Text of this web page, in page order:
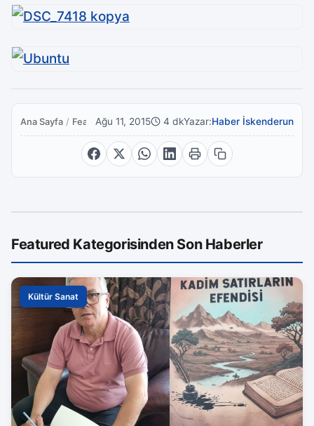
Ana Sayfa / FeaturedAğu 11, 2015 4 dkYazar:Haber İskenderun
Featured Kategorisinden Son Haberler
Kültür Sanat